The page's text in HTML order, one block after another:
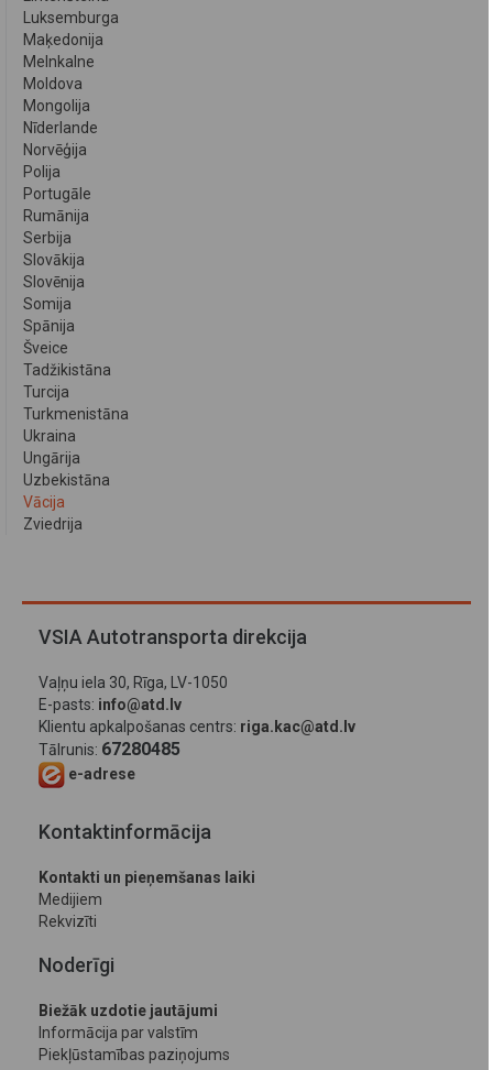
Luksemburga
Maķedonija
Melnkalne
Moldova
Mongolija
Nīderlande
Norvēģija
Polija
Portugāle
Rumānija
Serbija
Slovākija
Slovēnija
Somija
Spānija
Šveice
Tadžikistāna
Turcija
Turkmenistāna
Ukraina
Ungārija
Uzbekistāna
Vācija
Zviedrija
VSIA Autotransporta direkcija
Vaļņu iela 30, Rīga, LV-1050
E-pasts: info@atd.lv
Klientu apkalpošanas centrs: riga.kac@atd.lv
Tālrunis: 67280485
e-adrese
Kontaktinformācija
Kontakti un pieņemšanas laiki
Medijiem
Rekvizīti
Noderīgi
Biežāk uzdotie jautājumi
Informācija par valstīm
Piekļūstamības paziņojums